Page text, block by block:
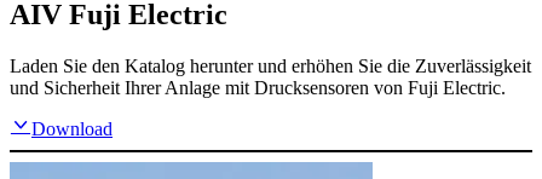
AIV Fuji Electric
Laden Sie den Katalog herunter und erhöhen Sie die Zuverlässigkeit
und Sicherheit Ihrer Anlage mit Drucksensoren von Fuji Electric.
Download